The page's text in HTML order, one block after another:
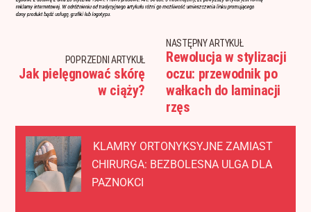
POPRZEDNI ARTYKUŁ
Jak pielęgnować skórę
w ciąży?
NASTĘPNY ARTYKUŁ
Rewolucja w stylizacji
oczu: przewodnik po
wałkach do laminacji
rzęs
KLAMRY ORTONYKSYJNE ZAMIAST
CHIRURGA: BEZBOLESNA ULGA DLA
PAZNOKCI